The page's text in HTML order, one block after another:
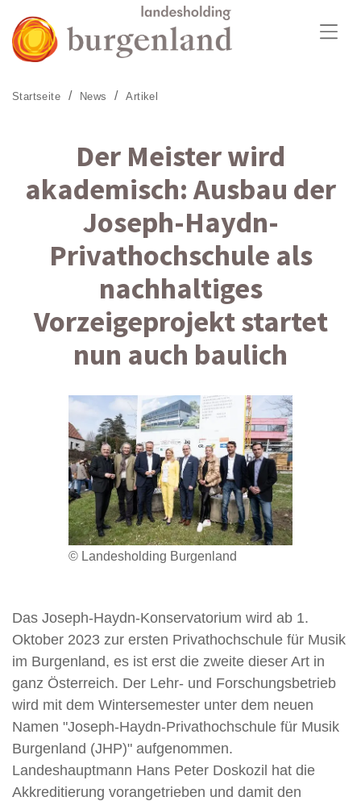
Zum Inhalt
Zum Menü
Zur Suche
Startseite News Artikel
Der Meister wird
akademisch: Ausbau der
Joseph-Haydn-
Privathochschule als
nachhaltiges
Vorzeigeprojekt startet
nun auch baulich
© Landesholding Burgenland
Das Joseph-Haydn-Konservatorium wird ab 1.
Oktober 2023 zur ersten Privathochschule für Musik
im Burgenland, es ist erst die zweite dieser Art in
ganz Österreich. Der Lehr- und Forschungsbetrieb
wird mit dem Wintersemester unter dem neuen
Namen "Joseph-Haydn-Privathochschule für Musik
Burgenland (JHP)" aufgenommen.
Landeshauptmann Hans Peter Doskozil hat die
Akkreditierung vorangetrieben und damit den